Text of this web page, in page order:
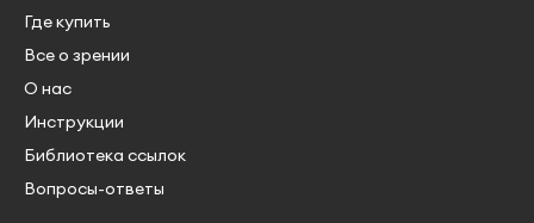
Где купить
Все о зрении
О нас
Инструкции
Библиотека ссылок
Вопросы-ответы